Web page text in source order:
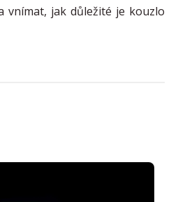
vnímat, jak důležité je kouzlo